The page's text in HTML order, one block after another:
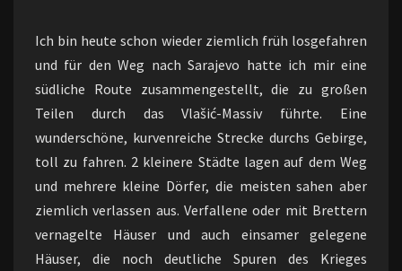
Ich bin heute schon wieder ziemlich früh losgefahren
und für den Weg nach Sarajevo hatte ich mir eine
südliche Route zusammengestellt, die zu großen
Teilen durch das Vlašić-Massiv führte. Eine
wunderschöne, kurvenreiche Strecke durchs Gebirge,
toll zu fahren. 2 kleinere Städte lagen auf dem Weg
und mehrere kleine Dörfer, die meisten sahen aber
ziemlich verlassen aus. Verfallene oder mit Brettern
vernagelte Häuser und auch einsamer gelegene
Häuser, die noch deutliche Spuren des Krieges